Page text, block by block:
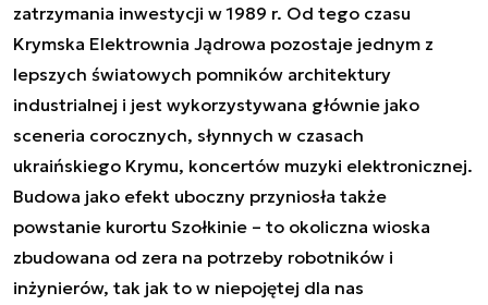
zatrzymania inwestycji w 1989 r. Od tego czasu
Krymska Elektrownia Jądrowa pozostaje jednym z
lepszych światowych pomników architektury
industrialnej i jest wykorzystywana głównie jako
sceneria corocznych, słynnych w czasach
ukraińskiego Krymu, koncertów muzyki elektronicznej.
Budowa jako efekt uboczny przyniosła także
powstanie kurortu Szołkinie – to okoliczna wioska
zbudowana od zera na potrzeby robotników i
inżynierów, tak jak to w niepojętej dla nas